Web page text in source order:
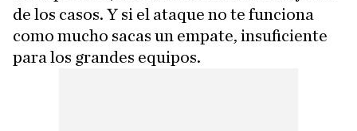
de los casos. Y si el ataque no te funciona
como mucho sacas un empate, insuficiente
para los grandes equipos.